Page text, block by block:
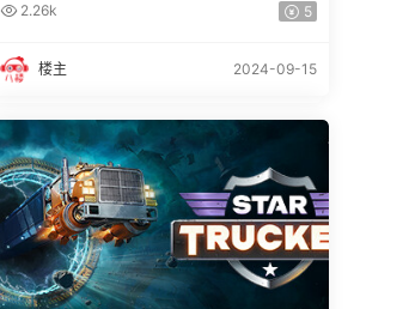
2.26k 5
楼主 2024-09-15